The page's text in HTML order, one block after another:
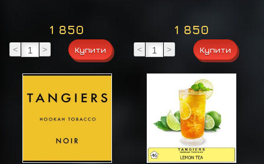
1 850
< >
1 850
< >